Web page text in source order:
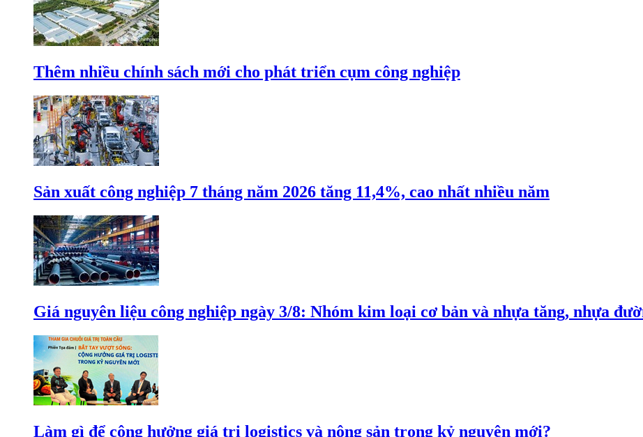
Thêm nhiều chính sách mới cho phát triển cụm công nghiệp
Sản xuất công nghiệp 7 tháng năm 2026 tăng 11,4%, cao nhất nhiều năm
Giá nguyên liệu công nghiệp ngày 3/8: Nhóm kim loại cơ bản và nhựa tăng, nhựa
Làm gì để cộng hưởng giá trị logistics và nông sản trong kỷ nguyên mới?